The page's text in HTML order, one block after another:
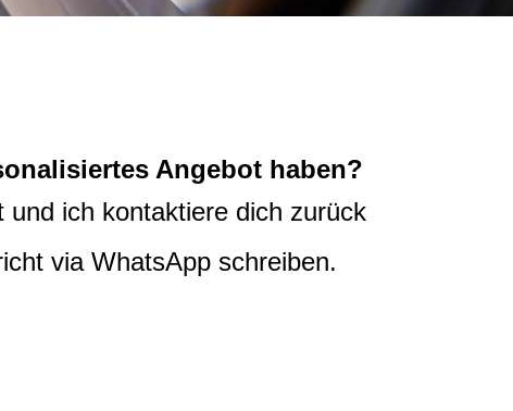
Angebot haben?
ich kontaktiere dich zurück
via WhatsApp schreiben.